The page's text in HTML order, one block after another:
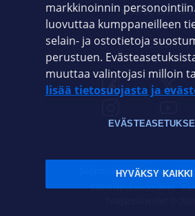
ELISA.FI
Sopimusehdot Tietosuoja
Sääntelyviranomaiset
markkinoinnin
luovuttaa kumppaneilleen
selain- ja ostotietoja
perustuen.
muuttaa valintojasi milloin
lisää tietosuojasta ja
HYVÄKSY KAIKKI